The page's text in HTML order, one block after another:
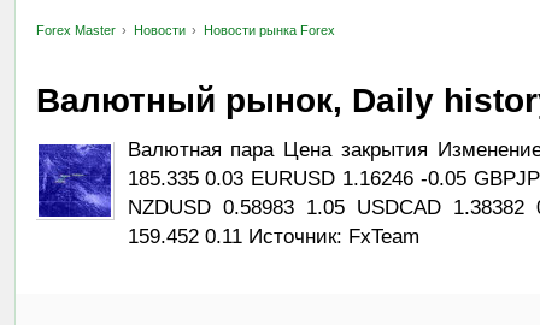
Forex Master Новости Новости рынка Forex
Валютный рынок, Daily
Валютная пара Цена закрытия
185.335 0.03 EURUSD 1.16246 -0.05
NZDUSD 0.58983 1.05 USDCAD
159.452 0.11 Источник: FxTeam